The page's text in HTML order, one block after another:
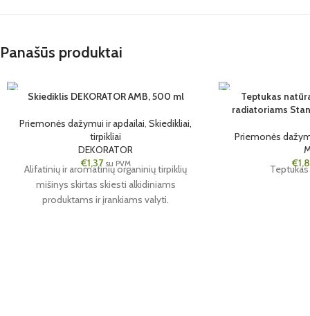
Panašūs produktai
6 VNT.
Skiediklis DEKORATOR AMB, 500 ml
Priemonės dažymui ir apdailai ,Skiedikliai,
tirpikliai
DEKORATOR
€1,37 su PVM
Alifatinių ir aromatinių organinių tirpiklių
mišinys skirtas skiesti alkidiniams
produktams ir įrankiams valyti.
6 VNT.
Teptukas
radiatoriams
Priemonės
€